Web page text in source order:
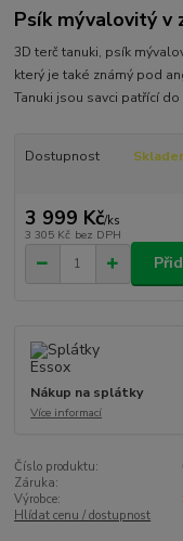
Psík mývalovitý v
3D terč tanuki, psík
který je také známý pod
Tanuki jsou savci patřící
Dostupnost
3 999 Kč/ks
3 305 Kč bez DPH
Nákup na splátky
Více informací
Číslo produktu:
Záruka:
Výrobce:
Hlídat cenu / dostupnost